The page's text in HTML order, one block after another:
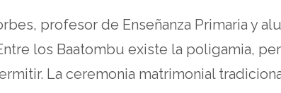
profesor de Enseñanza Primaria y
los Baatombu existe la poligamia,
La ceremonia matrimonial